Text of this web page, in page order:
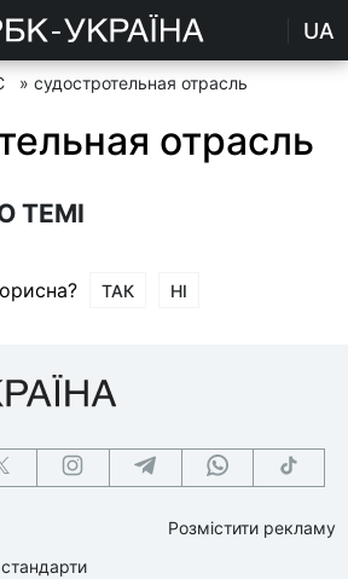
UA
» судостротельная отрасль
отрасль
ТЕМІ
ТАК НІ
стандарти
Розмістити рекламу